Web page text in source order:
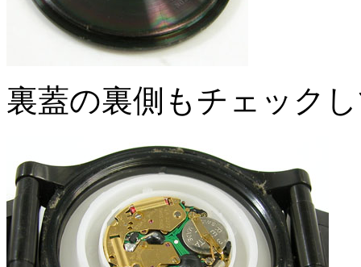
裏蓋の裏側もチェック